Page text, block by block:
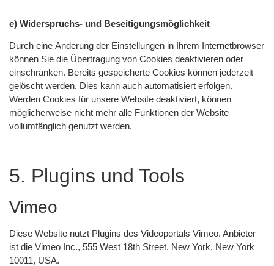
e) Widerspruchs- und Beseitigungsmöglichkeit
Durch eine Änderung der Einstellungen in Ihrem Internetbrowser
können Sie die Übertragung von Cookies deaktivieren oder
einschränken. Bereits gespeicherte Cookies können jederzeit
gelöscht werden. Dies kann auch automatisiert erfolgen.
Werden Cookies für unsere Website deaktiviert, können
möglicherweise nicht mehr alle Funktionen der Website
vollumfänglich genutzt werden.
5. Plugins und Tools
Vimeo
Diese Website nutzt Plugins des Videoportals Vimeo. Anbieter
ist die Vimeo Inc., 555 West 18th Street, New York, New York
10011, USA.